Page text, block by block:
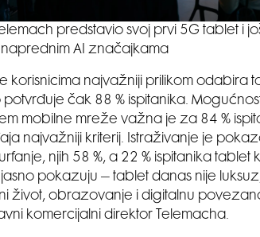
predstavio svoj prvi 5G tablet i
naprednim AI značajkama
je korisnicima najvažniji prilikom
potvrđuje čak 88 % ispitanika.
mobilne mreže važna je za 84 %
najvažniji kriterij. Istraživanje je
njih 58 %, a 22 % ispitanika
pokazuju – tablet danas nije
život, obrazovanje i digitalnu
komercijalni direktor Telemacha.